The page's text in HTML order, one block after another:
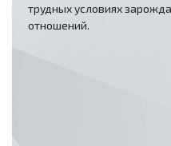
трудных условиях
отношений.